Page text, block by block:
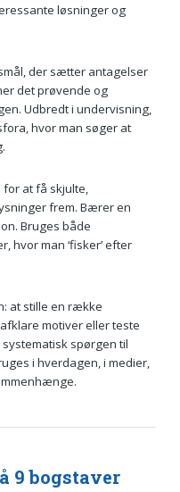
løsninger og
der sætter antagelser
det prøvende og
Udbredt i undervisning,
hvor man søger at
at få skjulte,
frem. Bærer en
Bruges både
hvor man ‘fisker’ efter
at stille en række
motiver eller teste
spørgen til
i hverdagen, i medier,
9 bogstaver